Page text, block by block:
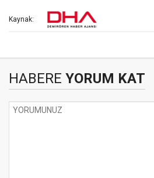
Kaynak:
HABERE YORUM KAT